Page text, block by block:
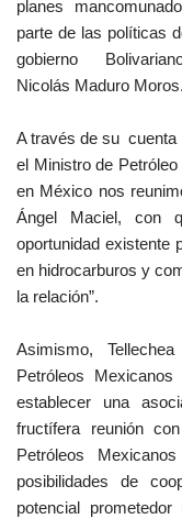
planes
parte de las políticas
gobierno
Nicolás Maduro Moros.
A través de su cuenta
el Ministro de
en México nos
Ángel Maciel, con
oportunidad existente
en hidrocarburos y
la relación”.
Asimismo,
Petróleos
establecer una
fructífera reunión
Petróleos
posibilidades de
potencial